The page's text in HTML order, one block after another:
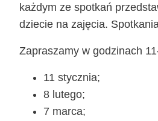
każ­dym ze spo­tkań
dzie­cie na zaję­cia.
Zapra­sza­my w godzi­nach
11 stycz­nia;
8 lute­go;
7 mar­ca;